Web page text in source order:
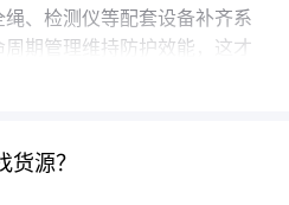
、检测仪等配套设备补齐系
期管理维持防护效能，这才
货源？